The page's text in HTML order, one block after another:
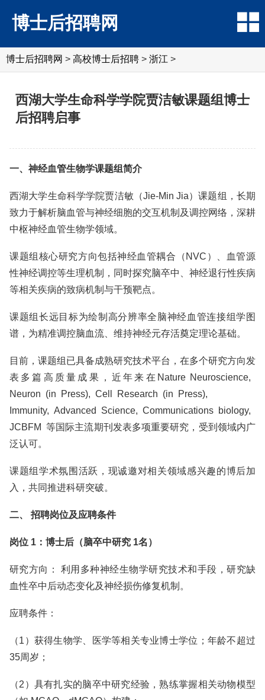
博士后招聘网
博士后招聘网 > 高校博士后招聘 > 浙江 >
西湖大学生命科学学院贾洁敏课题组博士
后招聘启事
一、神经血管生物学课题组简介
西湖大学生命科学学院贾洁敏（Jie-Min Jia）课题组，长期
致力于解析脑血管与神经细胞的交互机制及调控网络，深耕
中枢神经血管生物学领域。
课题组核心研究方向包括神经血管耦合（NVC）、血管源
性神经调控等生理机制，同时探究脑卒中、神经退行性疾病
等相关疾病的致病机制与干预靶点。
课题组长远目标为绘制高分辨率全脑神经血管连接组学图
谱，为精准调控脑血流、维持神经元存活奠定理论基础。
目前，课题组已具备成熟研究技术平台，在多个研究方向发
表多篇高质量成果，近年来在Nature Neuroscience,
Neuron (in Press), Cell Research (in Press),
Immunity, Advanced Science, Communications biology,
JCBFM 等国际主流期刊发表多项重要研究，受到领域内广
泛认可。
课题组学术氛围活跃，现诚邀对相关领域感兴趣的博后加
入，共同推进科研突破。
二、 招聘岗位及应聘条件
岗位 1：博士后（脑卒中研究 1名）
研究方向： 利用多种神经生物学研究技术和手段，研究缺
血性卒中后动态变化及神经损伤修复机制。
应聘条件：
（1）获得生物学、医学等相关专业博士学位；年龄不超过
35周岁；
（2）具有扎实的脑卒中研究经验，熟练掌握相关动物模型